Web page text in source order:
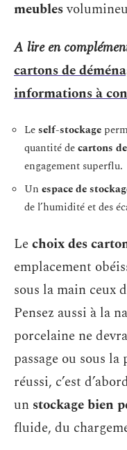
meubles
A lire en
cartons de
informations à
Leself-stockage
quantité decartons
engagement superflu.
Un espace de
de l’humidité et des
Lechoix des
emplacement
sous la main ceux
Pensez aussi à la
porcelaine ne
passage ou sous
réussi, c’est
un stockage bien
fluide, du